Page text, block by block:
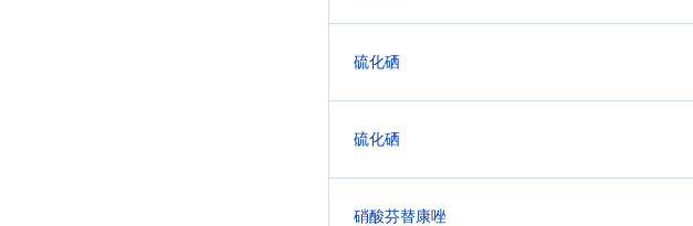
硫化硒
硫化硒
硝酸芬替康唑